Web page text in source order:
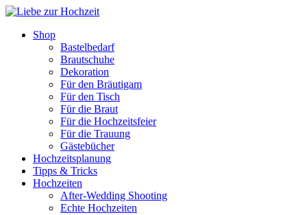
Shop
Bastelbedarf
Brautschuhe
Dekoration
Für den Bräutigam
Für den Tisch
Für die Braut
Für die Hochzeitsfeier
Für die Trauung
Gästebücher
Hochzeitsplanung
Tipps & Tricks
Hochzeiten
After-Wedding Shooting
Echte Hochzeiten